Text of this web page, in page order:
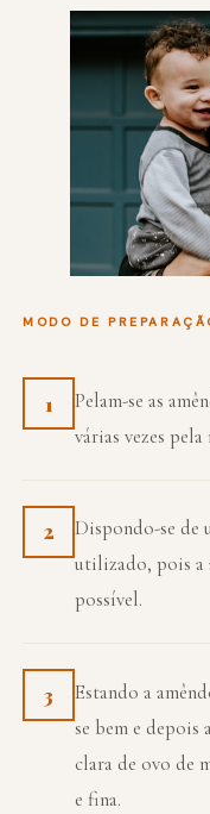
MODO DE
1
Pelam-se as
várias vezes pela
2
Dispondo-se de
utilizado, pois a
possível.
3
Estando a
se bem e depois
clara de ovo de
e fina.